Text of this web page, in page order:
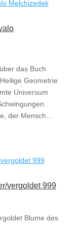
das Buch
Geometrie
Universum
der Mensch…
vergoldet 999
Blume des